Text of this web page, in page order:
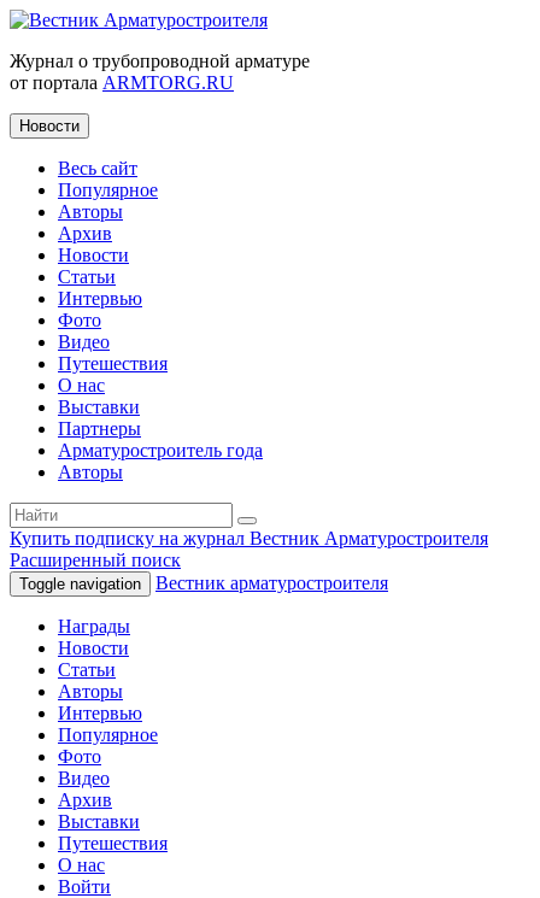
Журнал о трубопроводной арматуре
от портала ARMTORG.RU
Новости
Весь сайт
Популярное
Авторы
Архив
Новости
Статьи
Интервью
Фото
Видео
Путешествия
О нас
Выставки
Партнеры
Арматуростроитель года
Авторы
Купить подписку на журнал Вестник Арматуростроителя
Расширенный поиск
Toggle navigation Вестник арматуростроителя
Награды
Новости
Статьи
Авторы
Интервью
Популярное
Фото
Видео
Архив
Выставки
Путешествия
О нас
Войти